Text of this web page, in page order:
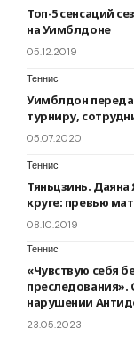
Топ-5 сенсаций
на Уимблдоне
05.12.2019
Теннис
Уимблдон
турниру,
05.07.2020
Теннис
Тяньцзинь.
круге: превью
08.10.2019
Теннис
«Чувствую себя
нарушении
23.05.2023